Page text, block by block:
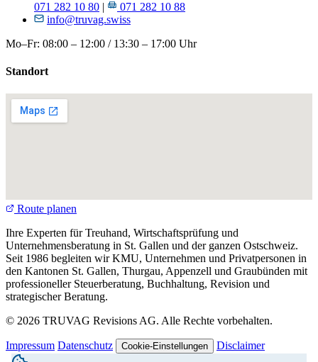
071 282 10 80 |
071 282 10 88
info@truvag.swiss
Mo–Fr: 08:00 – 12:00 / 13:30 – 17:00 Uhr
Standort
Route planen
Ihre Experten für Treuhand, Wirtschaftsprüfung und
Unternehmensberatung in St. Gallen und der ganzen Ostschweiz.
Seit 1986 begleiten wir KMU, Unternehmen und Privatpersonen in
den Kantonen St. Gallen, Thurgau, Appenzell und Graubünden mit
professioneller Steuerberatung, Buchhaltung, Revision und
strategischer Beratung.
© 2026 TRUVAG Revisions AG. Alle Rechte vorbehalten.
Impressum Datenschutz Cookie-Einstellungen Disclaimer